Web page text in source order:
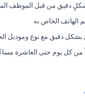
دقيق من قبل الموظف
الهاتف الخاص به
بشكل دقيق مع نوع وموديل
من كل يوم حتى العاشرة